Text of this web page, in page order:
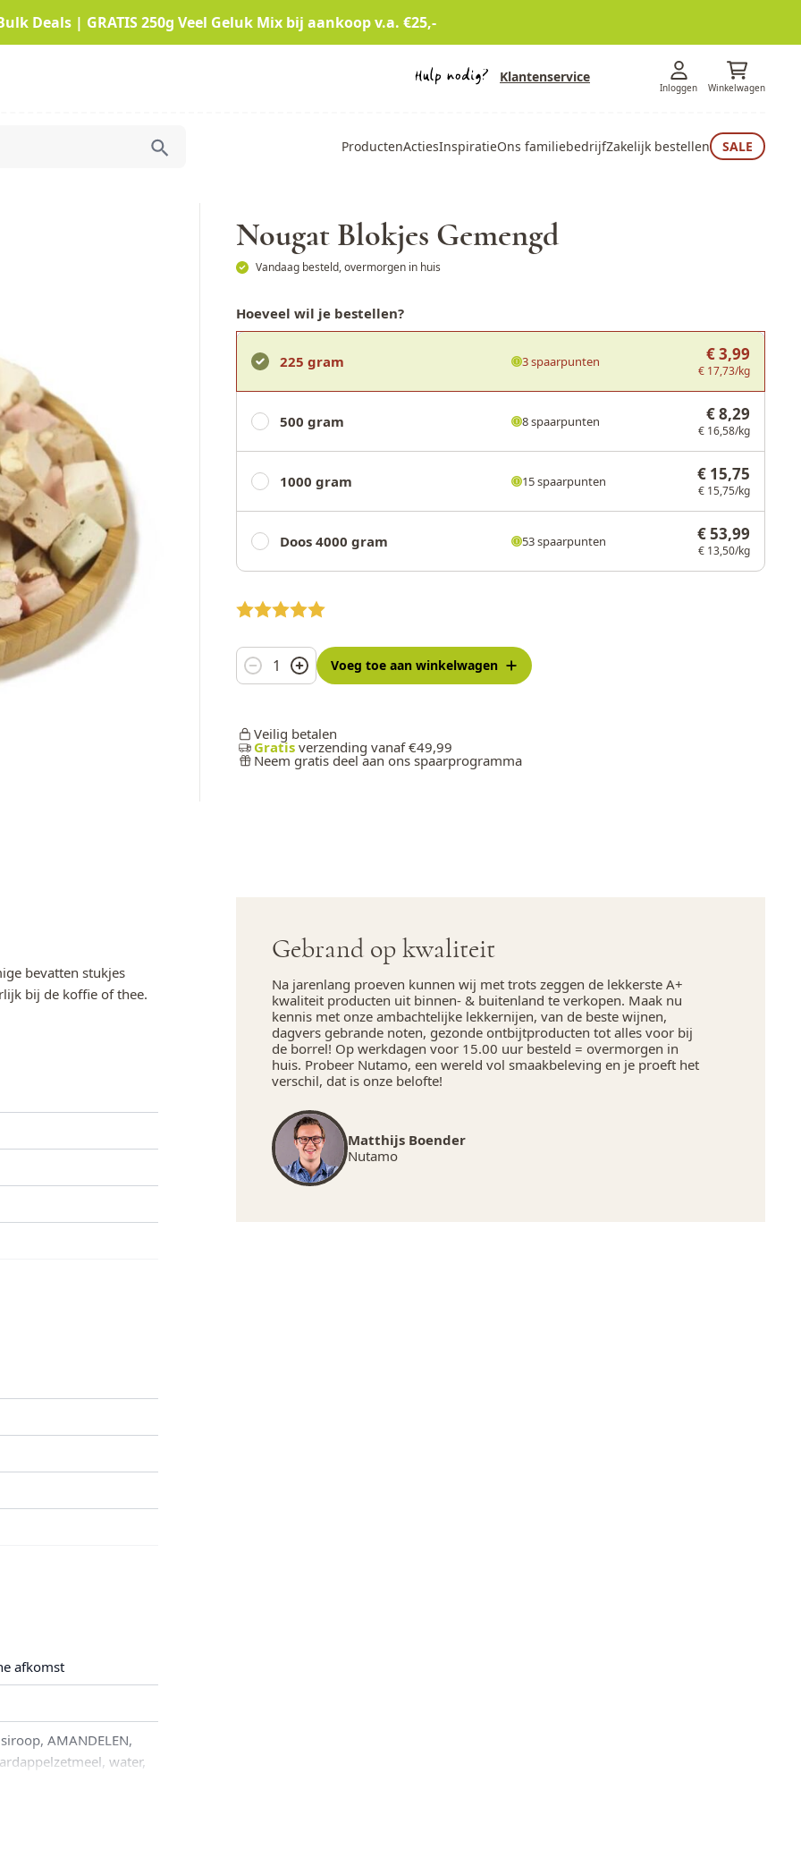
Deals | GRATIS 250g Veel Geluk Mix bij aankoop v.a. €25,-
Klantenservice
Inloggen Winkelwagen
ProductenActiesInspiratieOns familiebedrijfZakelijk bestellen SALE
Nougat Blokjes Gemengd
Vandaag besteld, overmorgen in huis
Hoeveel wil je bestellen?
225 gram 3 spaarpunten € 3,99
€ 17,73/kg
500 gram 8 spaarpunten € 8,29
€ 16,58/kg
1000 gram 15 spaarpunten € 15,75
€ 15,75/kg
Doos 4000 gram 53 spaarpunten € 53,99
€ 13,50/kg
Aantal Voeg toeaan winkelwagen
Veilig betalen
Gratis verzending vanaf €49,99
Neem gratis deel aan ons spaarprogramma
bevatten stukjes
bij de koffie of thee.
afkomst
AMANDELEN,
water,
Gebrand op kwaliteit
Na jarenlang proeven kunnen wij met trots zeggen de lekkerste A+
kwaliteit producten uit binnen- & buitenland te verkopen. Maak nu
kennis met onze ambachtelijke lekkernijen, van de beste wijnen,
dagvers gebrande noten, gezonde ontbijtproducten tot alles voor bij
de borrel! Op werkdagen voor 15.00 uur besteld = overmorgen in
huis. Probeer Nutamo, een wereld vol smaakbeleving en je proeft het
verschil, dat is onze belofte!
Matthijs Boender
Nutamo